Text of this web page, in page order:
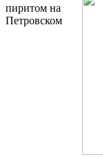
пиритом на
Петровском